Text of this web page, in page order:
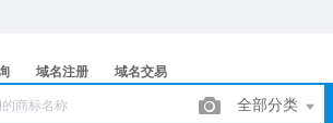
域名注册 域名交易
全部分类